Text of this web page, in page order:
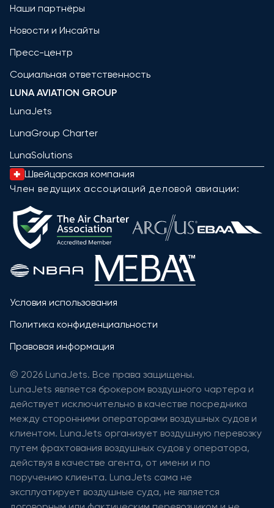
Наши партнёры
Новости и Инсайты
Пресс-центр
Социальная ответственность
LUNA AVIATION GROUP
LunaJets
LunaGroup Charter
LunaSolutions
Швейцарская компания
Член ведущих ассоциаций деловой авиации:
Условия использования
Политика конфиденциальности
Правовая информация
© 2026 LunaJets. Все права защищены.
LunaJets является брокером воздушного чартера и
действует исключительно в качестве посредника
между сторонними операторами воздушных судов и
клиентом. LunaJets организует воздушную перевозку
путем фрахтования воздушных судов у оператора,
действуя в качестве агента, от имени и по
поручению клиента. LunaJets сама не
эксплуатирует воздушные суда, не является